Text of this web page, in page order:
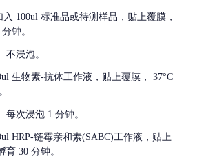
入 100ul 标准品或待测样品，贴上覆膜，
钟。
不浸泡。
生物素-抗体工作液，贴上覆膜， 37°C
每次浸泡 1 分钟。
HRP-链霉亲和素(SABC)工作液，贴上
育 30 分钟。